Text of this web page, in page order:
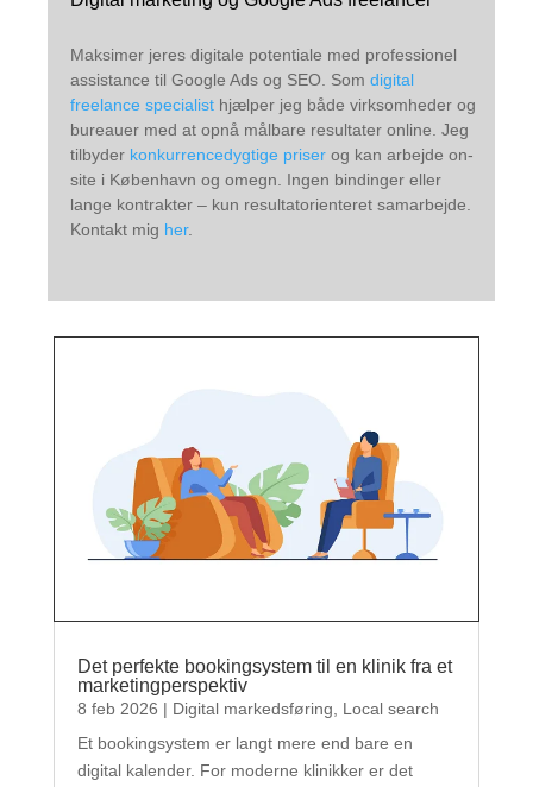
Maksimer jeres digitale potentiale med professionel
assistance til Google Ads og SEO. Som digital
freelance specialist hjælper jeg både virksomheder og
bureauer med at opnå målbare resultater online. Jeg
tilbyder konkurrencedygtige priser og kan arbejde on-
site i København og omegn. Ingen bindinger eller
lange kontrakter – kun resultatorienteret samarbejde.
Kontakt mig her.
Det perfekte bookingsystem til en klinik fra et
marketingperspektiv
8 feb 2026 | Digital markedsføring
Local search
Et bookingsystem er langt mere end bare en
digital kalender. For moderne klinikker er det